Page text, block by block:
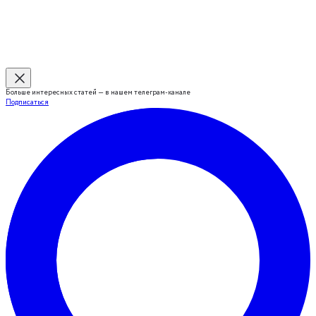
Больше интересных статей — в нашем телеграм-канале
Подписаться